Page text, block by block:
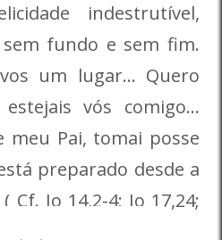
indestrutível,
fundo e sem fim.
um lugar… Quero
vós comigo…
meu Pai, tomai posse
preparado desde a
Jo 14,2-4; Jo 17,24;